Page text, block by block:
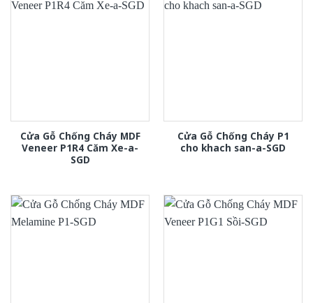
Cửa Gỗ Chống Cháy MDF
Veneer P1R4 Căm Xe-a-
SGD
Cửa Gỗ Chống Cháy P1
cho khach san-a-SGD